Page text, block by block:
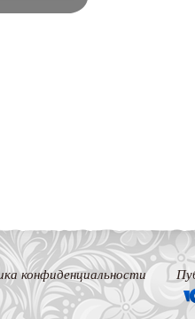
конфиденциальности